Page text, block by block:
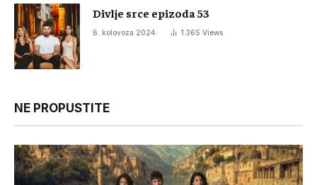
Divlje srce epizoda 53
6. kolovoza 2024. 1.365 Views
NE PROPUSTITE